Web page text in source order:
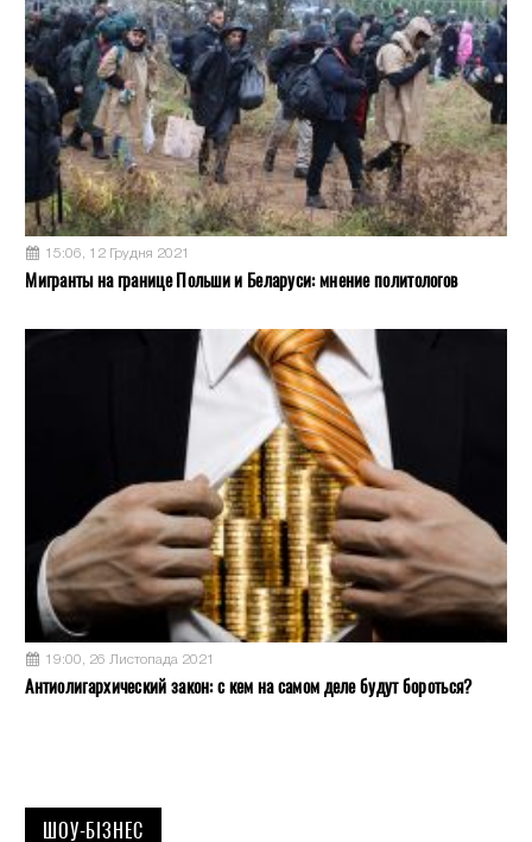
15:06, 12 Грудня 2021
Мигранты на границе Польши и Беларуси: мнение политологов
19:00, 26 Листопада 2021
Антиолигархический закон: с кем на самом деле будут бороться?
ШОУ-БІЗНЕС